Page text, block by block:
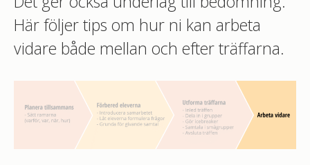
Här följer tips om hur ni kan arbeta
vidare både mellan och efter träffarna.